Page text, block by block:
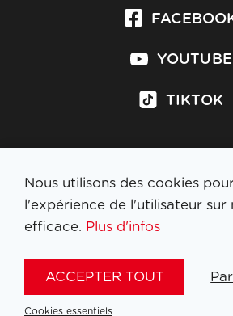
YOUTUBE
TIKTOK
S'inscrire à la
Nous utilisons des cookies
l'expérience de l'utilisateur sur
efficace. Plus d'infos
ACCEPTER TOUT
Cookies essentiels